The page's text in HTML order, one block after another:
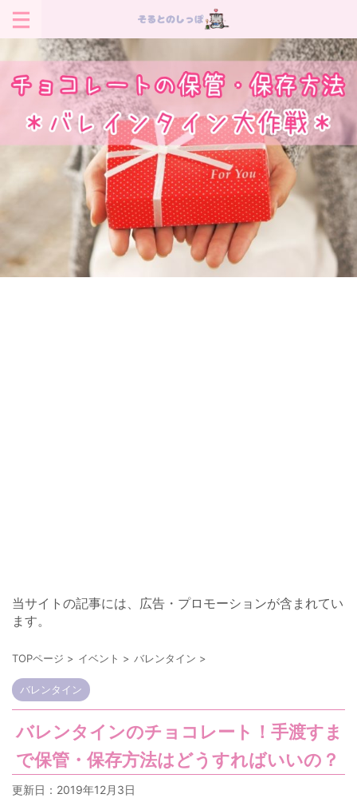
当サイトの記事には、広告・プロモーションが含まれてい
ます。
TOPページ > イベント > バレンタイン >
バレンタイン
バレンタインのチョコレート！手渡すま
で保管・保存方法はどうすればいいの？
更新日： 2019年12月3日